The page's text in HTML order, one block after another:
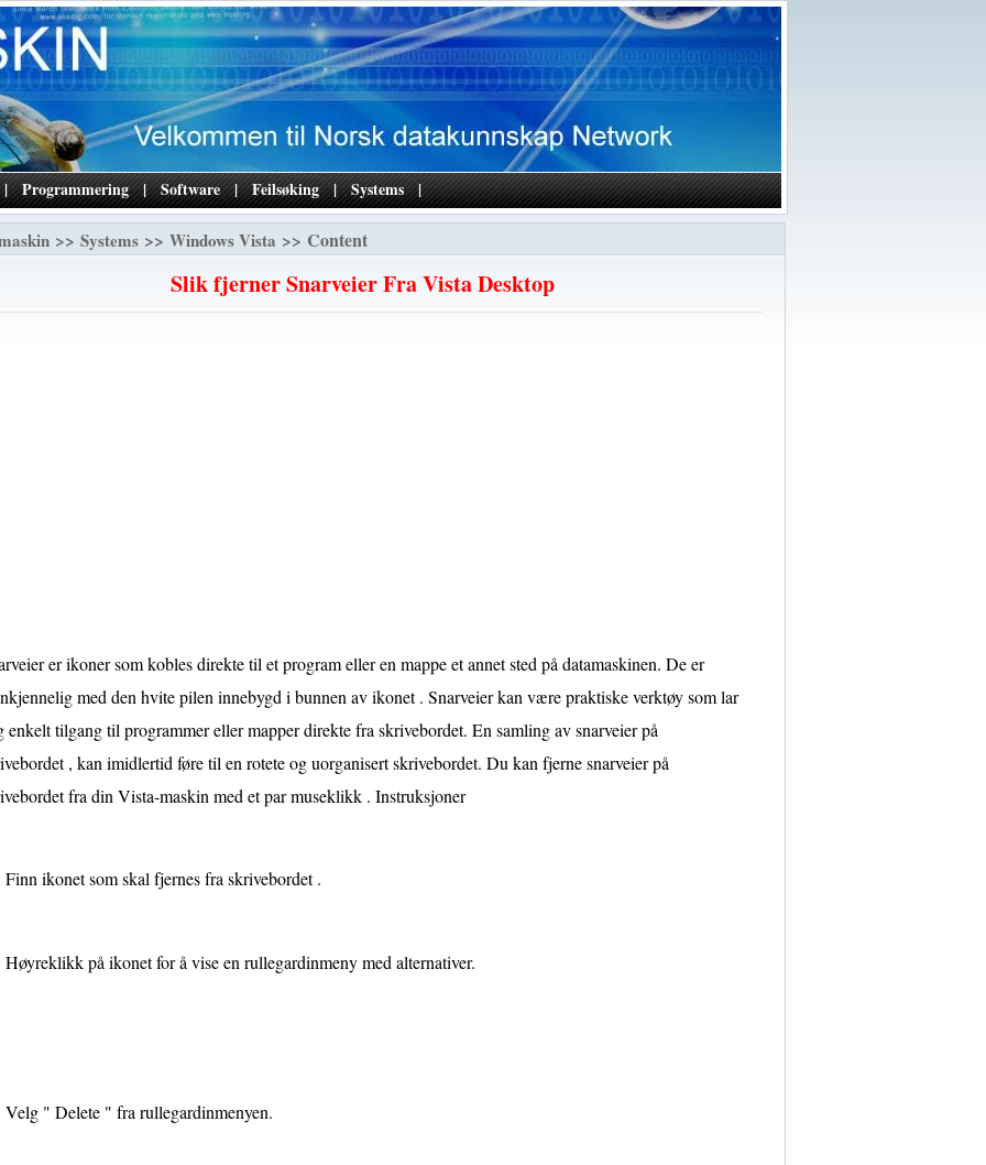
Programmering | Software | Feilsøking | Systems |
>> Systems >> Windows Vista >> Content
Slik fjerner Snarveier Fra Vista Desktop
er ikoner som kobles direkte til et program eller en mappe et annet sted på datamaskinen. De er
med den hvite pilen innebygd i bunnen av ikonet . Snarveier kan være praktiske verktøy som lar
enkelt tilgang til programmer eller mapper direkte fra skrivebordet. En samling av snarveier på
, kan imidlertid føre til en rotete og uorganisert skrivebordet. Du kan fjerne snarveier på
fra din Vista-maskin med et par museklikk . Instruksjoner
Finn ikonet som skal fjernes fra skrivebordet .
Høyreklikk på ikonet for å vise en rullegardinmeny med alternativer.
Velg " Delete " fra rullegardinmenyen.